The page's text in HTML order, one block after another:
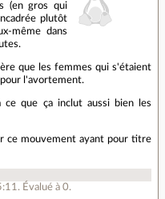
(en gros qui
plutôt
même dans
que les femmes qui s'étaient
l'avortement.
ce que ça inclut aussi bien les
ce mouvement ayant pour titre
. Évalué à0.